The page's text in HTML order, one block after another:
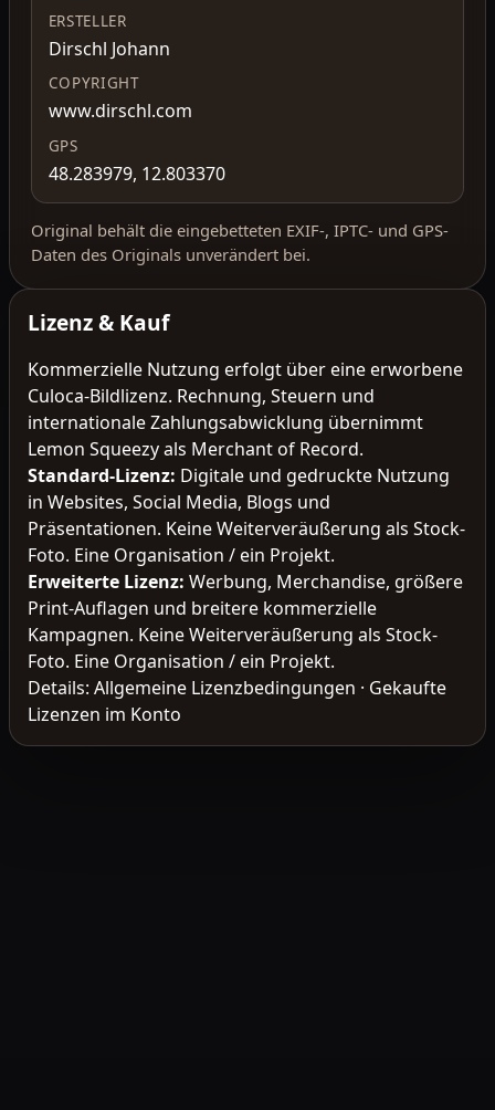
ERSTELLER
Dirschl Johann
COPYRIGHT
www.dirschl.com
GPS
48.283979, 12.803370
Original behält die eingebetteten EXIF-, IPTC- und GPS-
Daten des Originals unverändert bei.
Lizenz & Kauf
Kommerzielle Nutzung erfolgt über eine erworbene
Culoca-Bildlizenz. Rechnung, Steuern und
internationale Zahlungsabwicklung übernimmt
Lemon Squeezy als Merchant of Record.
Standard-Lizenz: Digitale und gedruckte Nutzung
in Websites, Social Media, Blogs und
Präsentationen. Keine Weiterveräußerung als Stock-
Foto. Eine Organisation / ein Projekt.
Erweiterte Lizenz: Werbung, Merchandise, größere
Print-Auflagen und breitere kommerzielle
Kampagnen. Keine Weiterveräußerung als Stock-
Foto. Eine Organisation / ein Projekt.
Details: Allgemeine Lizenzbedingungen · Gekaufte
Lizenzen im Konto